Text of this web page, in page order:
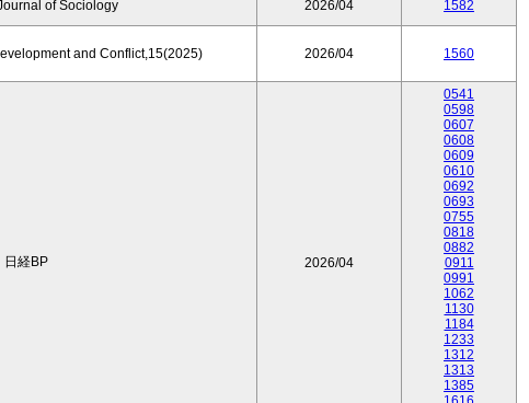
of Sociology 2026/04 1582
and Conflict,15(2025) 2026/04 1560
日経BP 2026/04
0541
0598
0607
0608
0609
0610
0692
0693
0755
0818
0882
0911
0991
1062
1130
1184
1233
1312
1313
1385